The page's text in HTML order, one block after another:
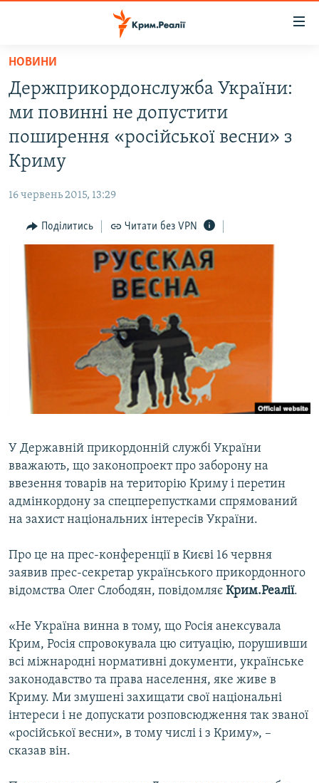
Перейти
основного
матеріалу
до
основної
Перейти
пошуку
ВОДА.КРИМ
ПОЛІТИКА
ПОГЛЯД
ІНТЕРВ'Ю
ВСЕ ЗА ДЕНЬ
СПЕЦПРОЕКТИ
ДЕПОРТАЦІЯ
ВІДЕОУРОКИ «ELIFBE»
СВІДЧЕННЯ ОКУПАЦІЇ
УКРАЇНСЬКА ПРОБЛЕМА КРИМУ
ЯК ОБІЙТИ БЛОКУВАННЯ
Русский
Qırımtatar
Усі сайти RFE/RL
НОВИНИ
Держприкордонслужба України:
ми повинні не допустити
поширення «російської весни» з
Криму
16 червень 2015, 13:29
Поділитись Читати без VPN
У Державній прикордонній службі України
вважають, що законопроект про заборону на
ввезення товарів на територію Криму і перетин
адмінкордону за спецперепустками спрямований
на захист національних інтересів України.
Про це на прес-конференції в Києві 16 червня
заявив прес-секретар українського прикордонного
відомства Олег Слободян, повідомляє Крим.Реалії.
«Не Україна винна в тому, що Росія анексувала
Крим, Росія спровокувала цю ситуацію, порушивши
всі міжнародні нормативні документи, українське
законодавство та права населення, яке живе в
Криму. Ми змушені захищати свої національні
інтереси і не допускати розповсюдження так званої
«російської весни», в тому числі і з Криму», –
сказав він.